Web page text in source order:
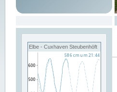
Elbe - Cuxhaven Steubenhöft